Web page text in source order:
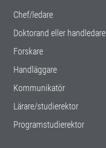
Chef/ledare
Doktorand eller handledare
Forskare
Handläggare
Kommunikatör
Lärare/studierektor
Programstudierektor